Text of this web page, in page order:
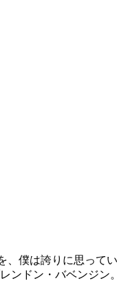
僕は誇りに思って
ンドン・バベンジ